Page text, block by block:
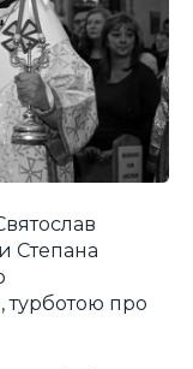
Степана
турботою про